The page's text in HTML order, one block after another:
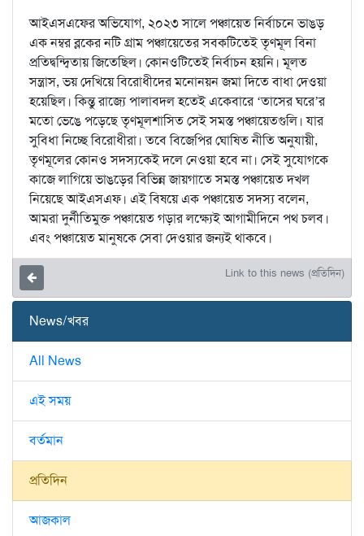
আইএসএফের অভিযোগ, ২০২৩ সালে পঞ্চায়েত নির্বাচনে ভাঙড়
এক নম্বর ব্লকের নটি গ্রাম পঞ্চায়েতের সবকটিতেই তৃণমূল বিনা
প্রতিদ্বন্দ্বিতায় জিতেছিল। কোনওটিতেই নির্বাচন হয়নি। মূলত
সন্ত্রাস, ভয় দেখিয়ে বিরোধীদের মনোনয়ন জমা দিতে বাধা দেওয়া
হয়েছিল। কিন্তু রাজ্যে পালাবদল হতেই একেবারে ‘তাসের ঘরে’র
মতো ভেঙে পড়েছে তৃণমূলশাসিত সেই সমস্ত পঞ্চায়েতগুলি। যার
সুবিধা নিচ্ছে বিরোধীরা। তবে বিজেপির ঘোষিত নীতি অনুযায়ী,
তৃণমূলের কোনও সদস্যকেই দলে নেওয়া হবে না। সেই সুযোগকে
কাজে লাগিয়ে ভাঙড়ের বিভিন্ন জায়গাতে সমস্ত পঞ্চায়েত দখল
নিয়েছে আইএসএফ। এই বিষয়ে এক পঞ্চায়েত সদস্য বলেন,
আমরা দুর্নীতিমুক্ত পঞ্চায়েত গড়ার লক্ষ্যেই আগামীদিনে পথ চলব।
এবং পঞ্চায়েত মানুষকে সেবা দেওয়ার জন্যই থাকবে।
Link to this news (প্রতিদিন)
News/খবর
All News
এই সময়
বর্তমান
প্রতিদিন
আজকাল